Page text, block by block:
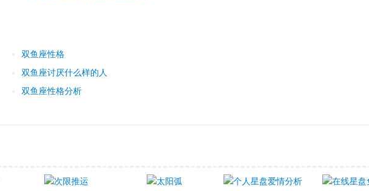
双鱼座性格
双鱼座讨厌什么样的人
双鱼座性格分析